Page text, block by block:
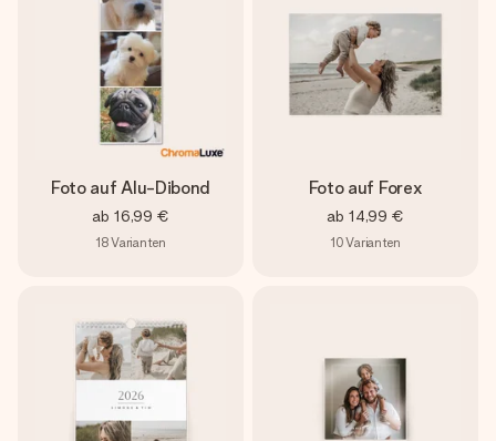
Foto auf Alu-Dibond
ab 16,99 €
18Varianten
Foto auf Forex
ab 14,99 €
10Varianten